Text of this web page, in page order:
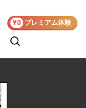
検
¥0 プレミアム体験